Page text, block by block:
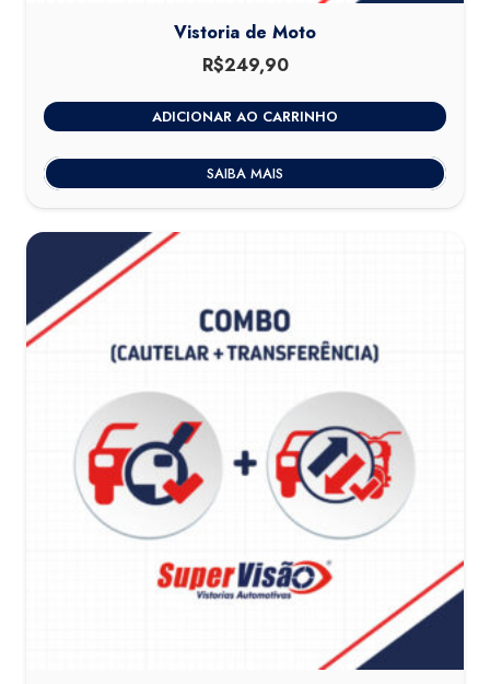
Vistoria de Moto
R$249,90
ADICIONAR AO CARRINHO
SAIBA MAIS